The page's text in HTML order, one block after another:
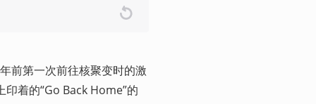
前第一次前往核聚变时的激
着的“Go Back Home”的